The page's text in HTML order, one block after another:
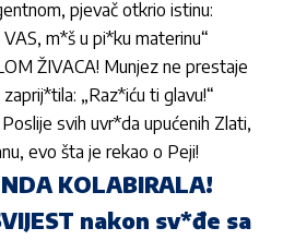
pjevač otkrio istinu:
m*š u pi*ku materinu“
ŽIVACA! Munjez ne prestaje
„Raz*iću ti glavu!“
svih uvr*da upućenih Zlati,
evo šta je rekao o Peji!
KOLABIRALA!
nakon sv*đe sa